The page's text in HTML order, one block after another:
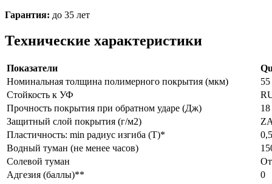
Гарантия: до 35 лет
Технические характеристики
Показатели
Номинальная толщина полимерного покрытия (мкм)
55
Стойкость к УФ
Прочность покрытия при обратном ударе (Дж)
18
Защитный слой покрытия (г/м2)
Пластичность: min радиус изгиба (Т)*
Водный туман (не менее часов)
Солевой туман
Адгезия (баллы)**
0